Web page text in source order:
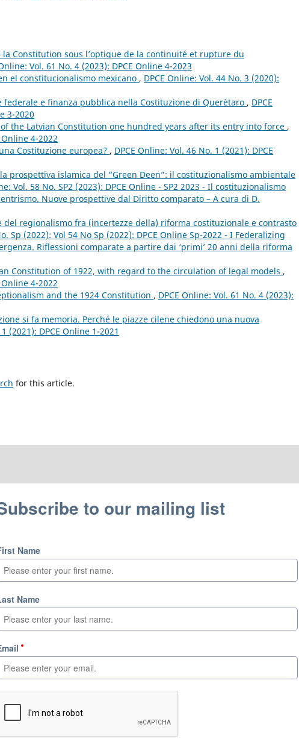
la Constitution sous l’optique de la continuité et rupture du
Vol. 61 No. 4 (2023): DPCE Online 4-2023
el constitucionalismo mexicano , DPCE Online: Vol. 44 No. 3 (2020):
federale e finanza pubblica nella Costituzione di Querètaro , DPCE
3-2020
the Latvian Constitution one hundred years after its entry into force ,
Online 4-2022
Costituzione europea? , DPCE Online: Vol. 46 No. 1 (2021): DPCE
prospettiva islamica del “Green Deen”: il costituzionalismo ambientale
Vol. 58 No. SP2 (2023): DPCE Online - SP2 2023 - Il costituzionalismo
Nuove prospettive dal Diritto comparato – A cura di D.
del regionalismo fra (incertezze della) riforma costituzionale e contrasto
Sp (2022): Vol 54 No Sp (2022): DPCE Online Sp-2022 - I Federalizing
Riflessioni comparate a partire dai ‘primi’ 20 anni della riforma
Constitution of 1922, with regard to the circulation of legal models ,
Online 4-2022
and the 1924 Constitution , DPCE Online: Vol. 61 No. 4 (2023):
si fa memoria. Perché le piazze cilene chiedono una nuova
(2021): DPCE Online 1-2021
for this article.